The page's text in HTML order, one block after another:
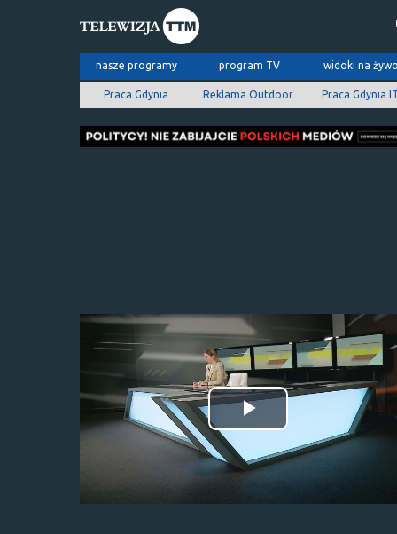
nasze programy program TV widoki na
Praca Gdynia Reklama Outdoor Praca Gdynia
Odtwórz
wideo